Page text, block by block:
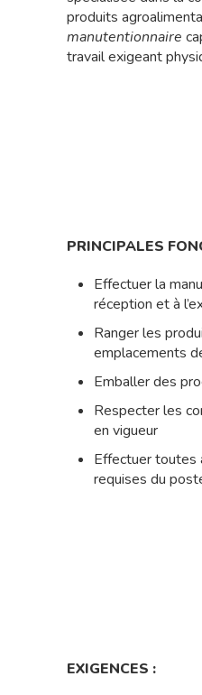
produits
manutentionnaire
travail exigeant
PRINCIPALES
Effectuer la
réception et à
Ranger les
emplacements
Emballer des
Respecter les
en vigueur
Effectuer toutes
requises du
EXIGENCES :